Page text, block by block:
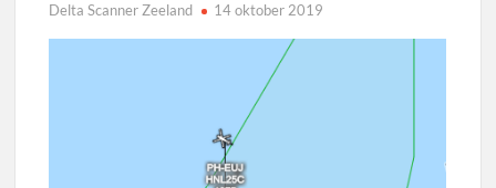
Delta Scanner Zeeland 14 oktober 2019